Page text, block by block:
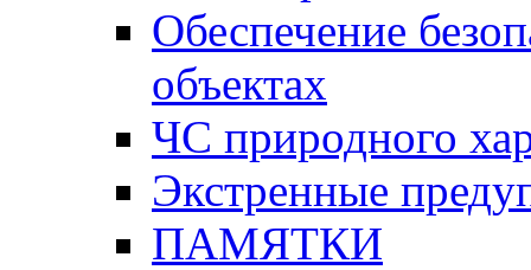
Обеспечение
объектах
ЧС природного
Экстренные
ПАМЯТКИ